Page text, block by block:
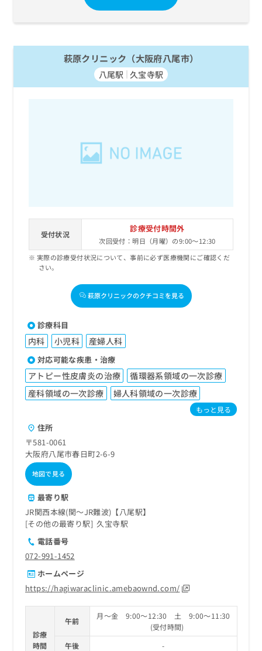
萩原クリニック（大阪府八尾市）
八尾駅 久宝寺駅
受付状況
診療受付時間外
次回受付：明日（月曜）の9:00～12:30
実際の診療受付状況について、事前に必ず医療機関にご確認くだ
さい。
萩原クリニックのクチコミを見る
診療科目
内科 小児科 産婦人科
対応可能な疾患・治療
アトピー性皮膚炎の治療
循環器系領域の一次診療
産科領域の一次診療
婦人科領域の一次診療
もっと見る
住所
〒581-0061
大阪府八尾市春日町2-6-9
地図で見る
最寄り駅
JR関西本線(関～JR難波)【八尾駅】
その他の最寄り駅
久宝寺駅
電話番号
072-991-1452
ホームページ
https://hagiwaraclinic.amebaownd.com/
診療
時間
午前
月～金 9:00～12:30 土 9:00～11:30
(受付時間)
午後
-